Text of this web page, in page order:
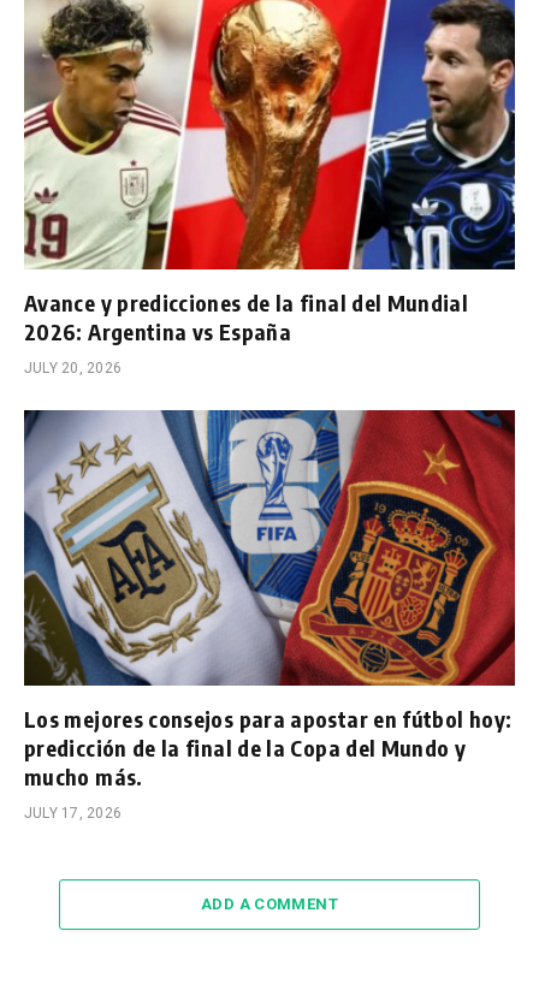
Avance y predicciones de la final del Mundial
2026: Argentina vs España
JULY 20, 2026
Los mejores consejos para apostar en fútbol hoy:
predicción de la final de la Copa del Mundo y
mucho más.
JULY 17, 2026
ADD A COMMENT